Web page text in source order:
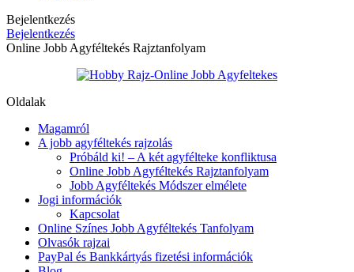
Bejelentkezés
Bejelentkezés
Online Jobb Agyféltekés Rajztanfolyam
Oldalak
Magamról
A jobb agyféltekés rajzolás
Próbáld ki! – A két agyfélteke konfliktusa
Online Jobb Agyféltekés Rajztanfolyam
Jobb Agyféltekés Módszer elmélete
Jogi információk
Kapcsolat
Online Színes Jobb Agyféltekés Tanfolyam
Olvasók rajzai
PayPal és Bankkártyás fizetési információk